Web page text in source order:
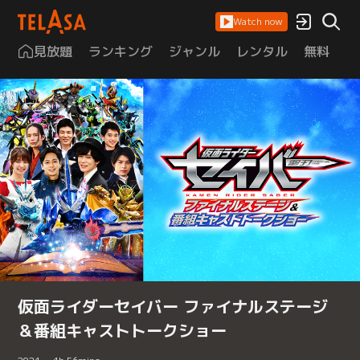
Watch now
見放題 ランキング ジャンル レンタル 無料
仮面ライダーセイバー ファイナルステージ
＆番組キャストトークショー